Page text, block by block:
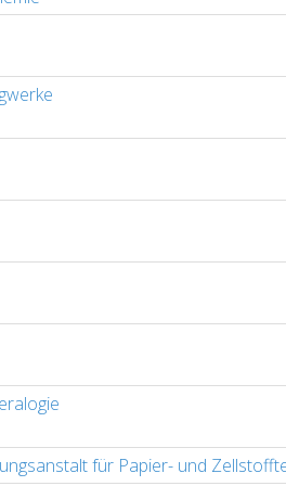
für Papier- und